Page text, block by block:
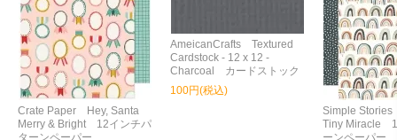
Crate Paper Hey, Santa
Merry & Bright 12インチパ
ターンペーパー
AmeicanCrafts Textured
Cardstock - 12 x 12 -
Charcoal カードストック
100円(税込)
Simple
Tiny Miracle
ーンペーパー